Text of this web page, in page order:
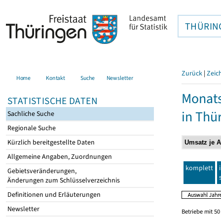
Home Kontakt Suche Newsletter
STATISTISCHE DATEN
Sachliche Suche
Regionale Suche
Kürzlich bereitgestellte Daten
Allgemeine Angaben, Zuordnungen
Gebietsveränderungen,
Änderungen zum Schlüsselverzeichnis
Definitionen und Erläuterungen
Newsletter
Zurück |
in
komplett
Betriebe mit